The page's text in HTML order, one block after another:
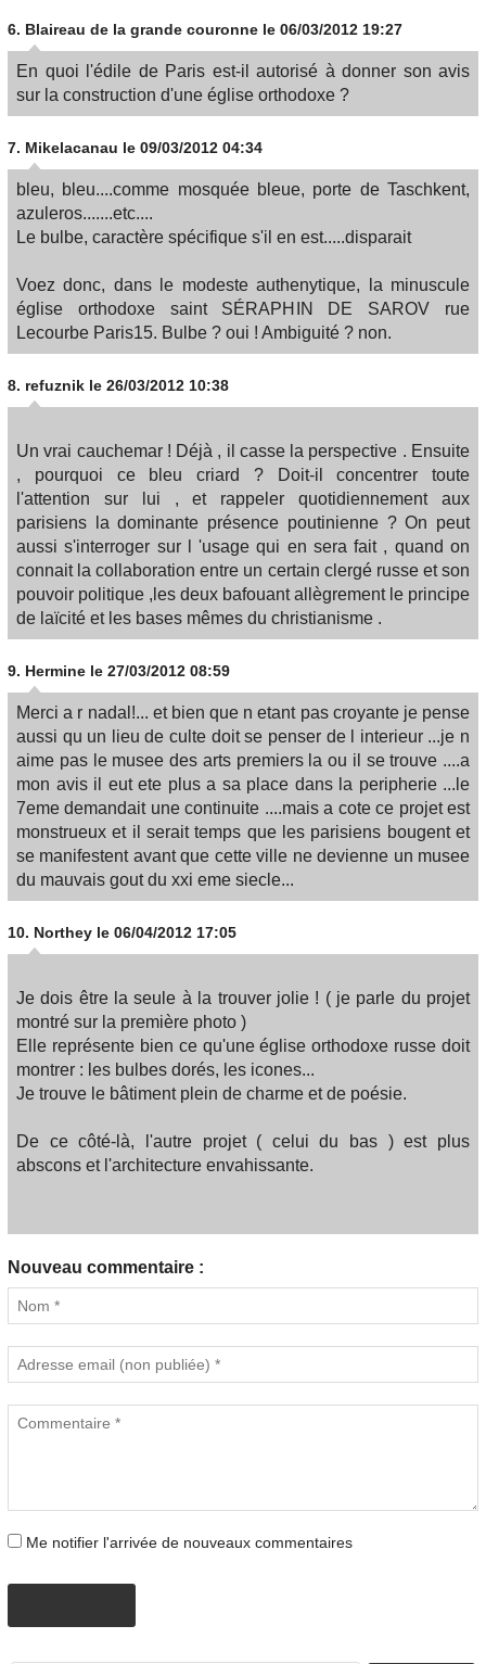
6. Blaireau de la grande couronne le 06/03/2012 19:27
En quoi l'édile de Paris est-il autorisé à donner son avis
sur la construction d'une église orthodoxe ?
7. Mikelacanau le 09/03/2012 04:34
bleu, bleu....comme mosquée bleue, porte de Taschkent,
azuleros.......etc....
Le bulbe, caractère spécifique s'il en est.....disparait
Voez donc, dans le modeste authenytique, la minuscule
église orthodoxe saint SÉRAPHIN DE SAROV rue
Lecourbe Paris15. Bulbe ? oui ! Ambiguité ? non.
8. refuznik le 26/03/2012 10:38
Un vrai cauchemar ! Déjà , il casse la perspective . Ensuite
, pourquoi ce bleu criard ? Doit-il concentrer toute
l'attention sur lui , et rappeler quotidiennement aux
parisiens la dominante présence poutinienne ? On peut
aussi s'interroger sur l 'usage qui en sera fait , quand on
connait la collaboration entre un certain clergé russe et son
pouvoir politique ,les deux bafouant allègrement le principe
de laïcité et les bases mêmes du christianisme .
9. Hermine le 27/03/2012 08:59
Merci a r nadal!... et bien que n etant pas croyante je pense
aussi qu un lieu de culte doit se penser de l interieur ...je n
aime pas le musee des arts premiers la ou il se trouve ....a
mon avis il eut ete plus a sa place dans la peripherie ...le
7eme demandait une continuite ....mais a cote ce projet est
monstrueux et il serait temps que les parisiens bougent et
se manifestent avant que cette ville ne devienne un musee
du mauvais gout du xxi eme siecle...
10. Northey le 06/04/2012 17:05
Je dois être la seule à la trouver jolie ! ( je parle du projet
montré sur la première photo )
Elle représente bien ce qu'une église orthodoxe russe doit
montrer : les bulbes dorés, les icones...
Je trouve le bâtiment plein de charme et de poésie.
De ce côté-là, l'autre projet ( celui du bas ) est plus
abscons et l'architecture envahissante.
Nouveau commentaire :
Me notifier l'arrivée de nouveaux commentaires